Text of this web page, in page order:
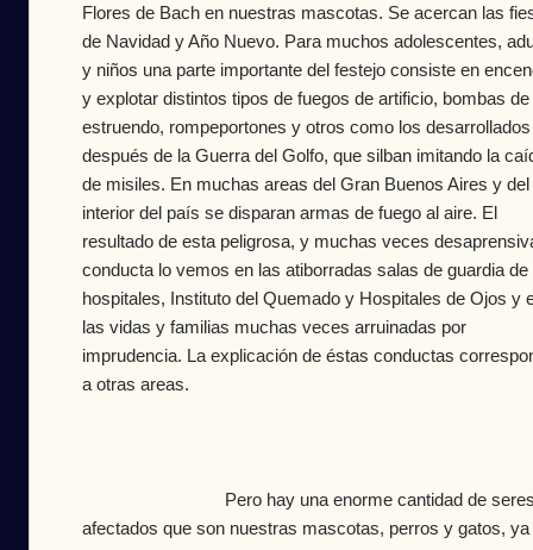
Flores de Bach en nuestras mascotas. Se acercan las
de Navidad y Año Nuevo. Para muchos adolescentes,
y niños una parte importante del festejo consiste en
y explotar distintos tipos de fuegos de artificio, bombas de
estruendo, rompeportones y otros como los desarrollados
después de la Guerra del Golfo, que silban imitando la
de misiles. En muchas areas del Gran Buenos Aires y del
interior del país se disparan armas de fuego al aire. El
resultado de esta peligrosa, y muchas veces
conducta lo vemos en las atiborradas salas de guardia de
hospitales, Instituto del Quemado y Hospitales de Ojos y
las vidas y familias muchas veces arruinadas por
imprudencia. La explicación de éstas conductas
a otras areas.
Pero hay una enorme cantidad de
afectados que son nuestras mascotas, perros y gatos, ya